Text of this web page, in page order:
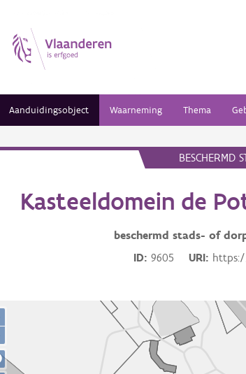
Aanduidingsobject Waarneming Thema
BESCHERMD
Kasteeldomein de
beschermd stads- of
ID
9605 URI